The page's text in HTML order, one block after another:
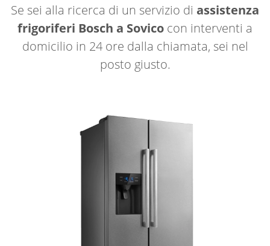
Se sei alla ricerca di un servizio di assistenza
frigoriferi Bosch a Sovico con interventi a
domicilio in 24 ore dalla chiamata, sei nel
posto giusto.